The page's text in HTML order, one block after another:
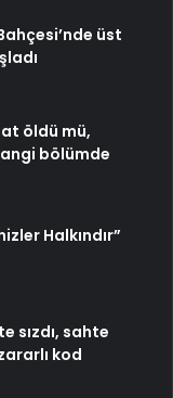
üst
öldü mü,
bölümde
Halkındır”
sızdı, sahte
kod